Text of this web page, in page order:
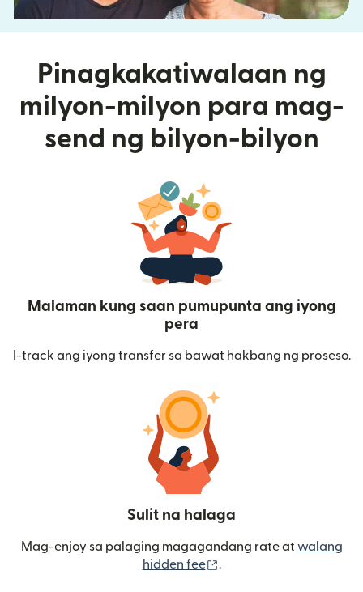
Pinagkakatiwalaan ng
milyon-milyon para mag-
send ng bilyon-bilyon
Malaman kung saan pumupunta ang iyong
pera
I-track ang iyong transfer sa bawat hakbang ng proseso.
Sulit na halaga
Mag-enjoy sa palaging magagandang rate at walang
hidden fee
.